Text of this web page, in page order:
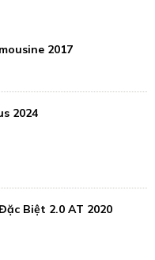
2017
2024
Biệt 2.0 AT 2020